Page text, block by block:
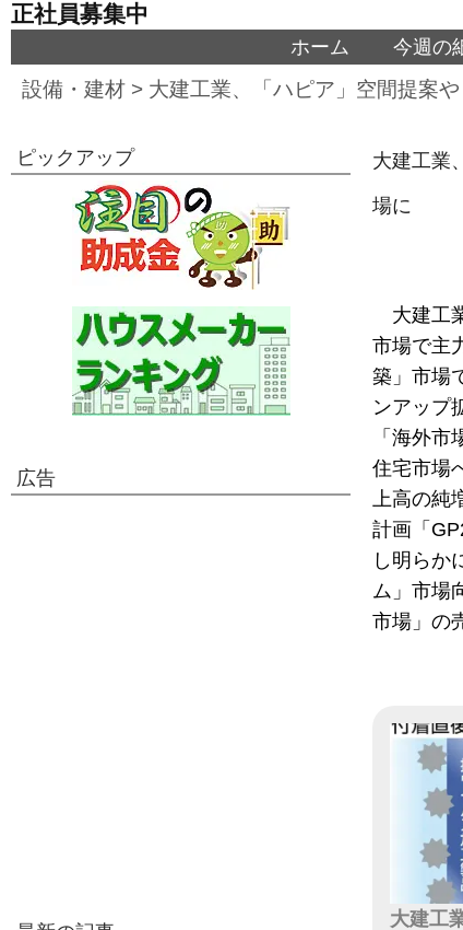
正社員募集中
ホーム 今週の
設備・建材 > 大建工業、「ハピア」空間提案
大建工業
場に
大建工
市場で主
築」市場
ンアップ
「海外
住宅市場
上高の純
計画「
し明らか
ム」市場
市場」の
大建工
ピックアップ
広告